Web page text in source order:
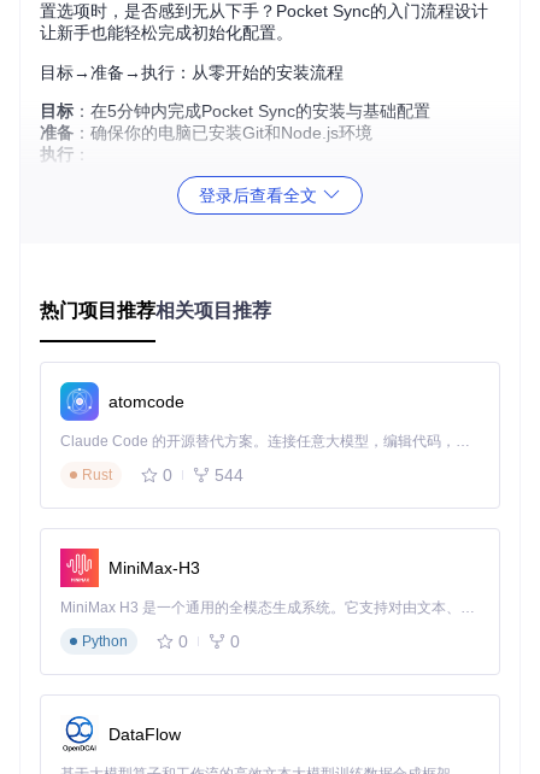
置选项时，是否感到无从下手？Pocket Sync的入门流程设计
让新手也能轻松完成初始化配置。
目标→准备→执行：从零开始的安装流程
目标 ：在5分钟内完成Pocket Sync的安装与基础配置
准备 ：确保你的电脑已安装Git和Node.js环境
执行 ：
克隆项目到本地：
cd
启动应用：
主界面直观展示设备状态和核心动态，左侧菜单栏提供所有功
无需复杂命令行操作，图形化界面引导你完成每一步设置，让
技术小白也能轻松上手。
常见误区
工具无法识别掌机文件系统
登录后查看全文
热门项目推荐相关项目推荐
atomcode
Claude Code 的开源替代方案。连接任意大模型，编辑代码，运行命令，自动验证 — 全自动执行。用 Rust 构建，极致性能。 ｜ An open-source alternative to Claude Code. Connect any LLM, edit code, run commands, and verify changes — autonomously. Built in Rust for speed. Get Started
Rust
0 544
MiniMax-H3
MiniMax H3 是一个通用的全模态生成系统。它支持对由文本、图像、视频和音频组成的多模态上下文进行统一理解，并能生成分辨率高达 2K、时长可达 15 秒的带原生立体声音频的视频。得益于面向任务泛化的系统设计，H3 在预训练阶段就已具备广泛的多模态上下文理解与生成能力，能够出色地执行复杂的多模态指令。
Python
0 0
DataFlow